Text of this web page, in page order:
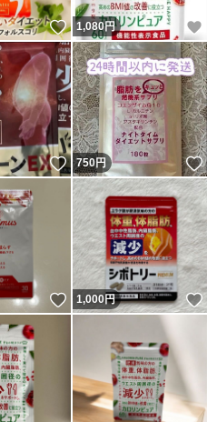
いいね！
1,080円
いいね！
750円
いいね！
1,000円